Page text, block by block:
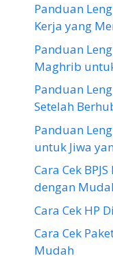
Panduan
Kerja yang
Panduan
Maghrib
Panduan
Setelah
Panduan
untuk Jiwa
Cara Cek
dengan
Cara Cek HP
Cara Cek
Mudah